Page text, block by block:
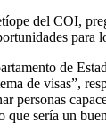
del COI,
para
de
de visas”,
personas
que sería un